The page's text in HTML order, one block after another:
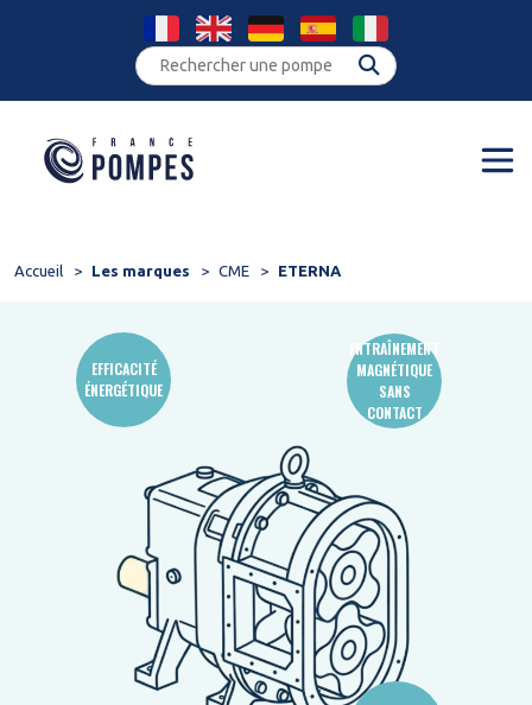
Panneau de gestion des cookies
Accueil Les marques CME ETERNA
ENTRAÎNEMENT
MAGNÉTIQUE
SANS
CONTACT
EFFICACITÉ
ÉNERGÉTIQUE